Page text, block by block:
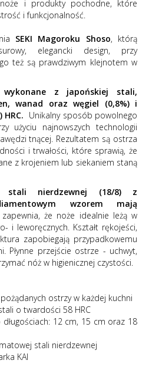
i produkty pochodne, które
i funkcjonalność.
SEKI Magoroku Shoso, którą
elegancki design, przy
też są prawdziwym klejnotem w
z japońskiej stali,
wanad oraz węgiel (0,8%) i
Unikalny sposób powolnego
użyciu najnowszych technologii
tnącej. Rezultatem są ostrza
i trwałości, które sprawią, że
z krojeniem lub siekaniem staną
nierdzewnej (18/8) z
wzorem mają
że noże idealnie leżą w
i leworęcznych. Kształt rękojeści,
zapobiegają przypadkowemu
Płynne przejście ostrze - uchwyt,
nóż w higienicznej czystości.
ostrzy w każdej kuchni
o twardości 58 HRC
12 cm, 15 cm oraz 18
stali nierdzewnej
KAI